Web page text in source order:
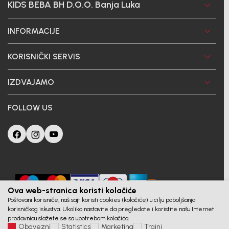
KIDS BEBA BH D.O.O. Banja Luka
INFORMACIJE
KORISNIČKI SERVIS
IZDVAJAMO
FOLLOW US
Ova web-stranica koristi kolačiće
Poštovani korisniče, naš sajt koristi cookies (kolačiće) u cilju poboljšanja
korisničkog iskustva. Ukoliko nastavite da pregledate i koristite našu Internet
prodavnicu slažete se sa upotrebom kolačića.
Obavezni Statistics Marketing Trajni